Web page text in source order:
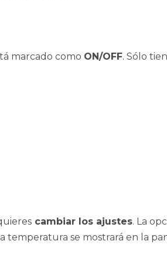
marcado como ON/OFF. Sólo
cambiar los ajustes. La
temperatura se mostrará en la